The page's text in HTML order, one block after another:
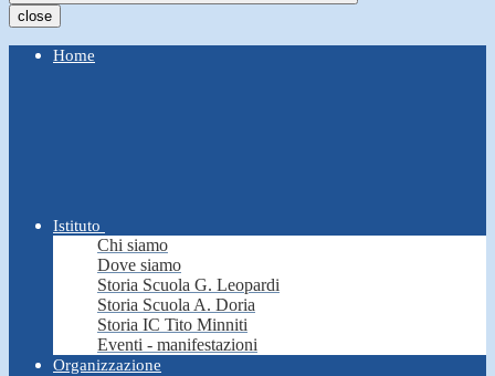
close
Home
Istituto
Chi siamo
Dove siamo
Storia Scuola G. Leopardi
Storia Scuola A. Doria
Storia IC Tito Minniti
Eventi - manifestazioni
Organizzazione